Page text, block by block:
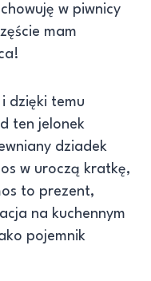
w piwnicy
mam
dzięki temu
ten jelonek
dziadek
w uroczą kratkę,
to prezent,
na kuchennym
pojemnik